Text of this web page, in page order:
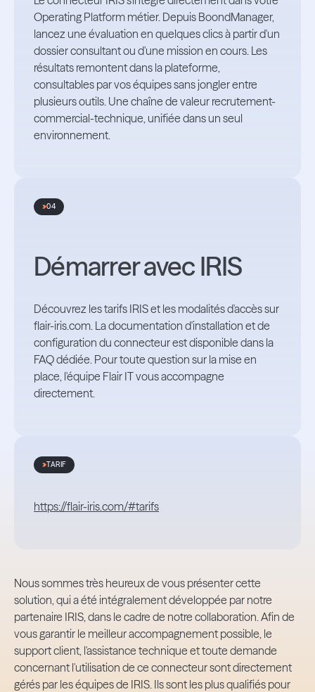
Operating Platform métier. Depuis BoondManager,
lancez une évaluation en quelques clics à partir d'un
dossier consultant ou d'une mission en cours. Les
résultats remontent dans la plateforme,
consultables par vos équipes sans jongler entre
plusieurs outils. Une chaîne de valeur recrutement-
commercial-technique, unifiée dans un seul
environnement.
04
Démarrer avec IRIS
Découvrez les tarifs IRIS et les modalités d'accès sur
flair-iris.com. La documentation d'installation et de
configuration du connecteur est disponible dans la
FAQ dédiée. Pour toute question sur la mise en
place, l'équipe Flair IT vous accompagne
directement.
TARIF
https://flair-iris.com/#tarifs
Nous sommes très heureux de vous présenter cette
solution, qui a été intégralement développée par notre
partenaire IRIS, dans le cadre de notre collaboration. Afin de
vous garantir le meilleur accompagnement possible, le
support client, l'assistance technique et toute demande
concernant l'utilisation de ce connecteur sont directement
gérés par les équipes de IRIS. Ils sont les plus qualifiés pour